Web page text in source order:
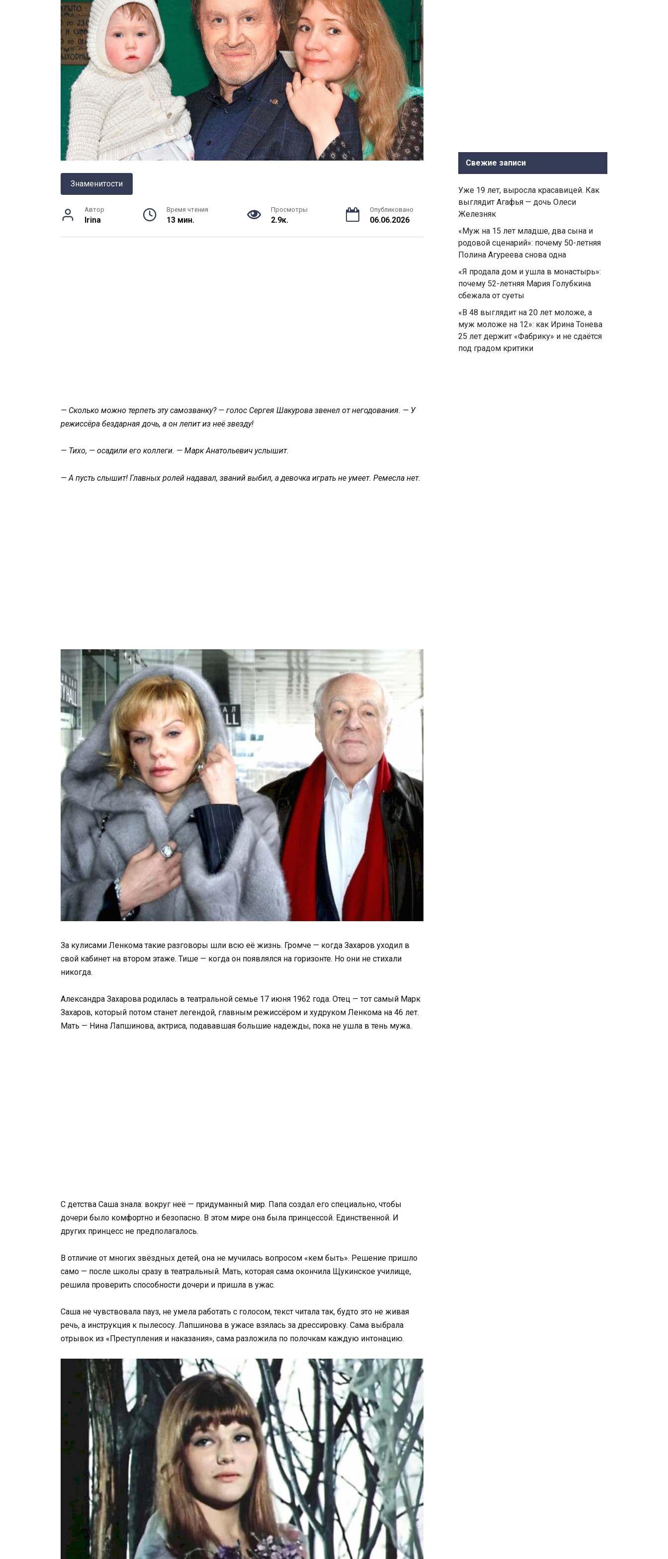
Знаменитости
Автор
Irina
Время чтения
13 мин.
Просмотры
2.9к.
Опубликовано
06.06.2026
— Сколько можно терпеть эту самозванку? — голос Сергея Шакурова звенел от негодования. — У
режиссёра бездарная дочь, а он лепит из неё звезду!
— Тихо, — осадили его коллеги. — Марк Анатольевич услышит.
— А пусть слышит! Главных ролей надавал, званий выбил, а девочка играть не умеет. Ремесла нет.
За кулисами Ленкома такие разговоры шли всю её жизнь. Громче — когда Захаров уходил в
свой кабинет на втором этаже. Тише — когда он появлялся на горизонте. Но они не стихали
никогда.
Александра Захарова родилась в театральной семье 17 июня 1962 года. Отец — тот самый Марк
Захаров, который потом станет легендой, главным режиссёром и худруком Ленкома на 46 лет.
Мать — Нина Лапшинова, актриса, подававшая большие надежды, пока не ушла в тень мужа.
С детства Саша знала: вокруг неё — придуманный мир. Папа создал его специально, чтобы
дочери было комфортно и безопасно. В этом мире она была принцессой. Единственной. И
других принцесс не предполагалось.
В отличие от многих звёздных детей, она не мучилась вопросом «кем быть». Решение пришло
само — после школы сразу в театральный. Мать, которая сама окончила Щукинское училище,
решила проверить способности дочери и пришла в ужас.
Саша не чувствовала пауз, не умела работать с голосом, текст читала так, будто это не живая
речь, а инструкция к пылесосу. Лапшинова в ужасе взялась за дрессировку. Сама выбрала
отрывок из «Преступления и наказания», сама разложила по полочкам каждую интонацию.
Свежие записи
Уже 19 лет, выросла красавицей. Как
выглядит Агафья — дочь Олеси
Железняк
«Муж на 15 лет младше, два сына и
родовой сценарий»: почему 50-летняя
Полина Агуреева снова одна
«Я продала дом и ушла в монастырь»:
почему 52-летняя Мария Голубкина
сбежала от суеты
«В 48 выглядит на 20 лет моложе, а
муж моложе на 12»: как Ирина Тонева
25 лет держит «Фабрику» и не сдаётся
под градом критики